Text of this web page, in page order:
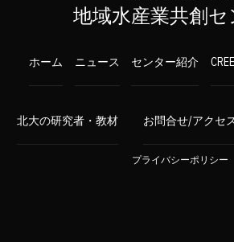
地域水産業共創セ
ホーム ニュース センター紹介
北大の研究者・教材 お問合せ/アクセ
プライバシーポリシー